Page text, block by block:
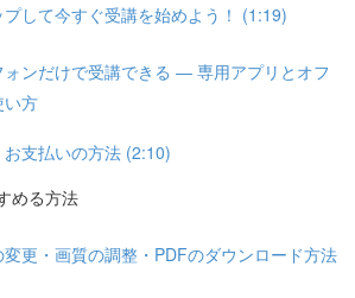
して今すぐ受講を始めよう！ (1:19)
ォンだけで受講できる ― 専用アプリとオフ
い方
お支払いの方法 (2:10)
める方法
更・画質の調整・PDFのダウンロード方法